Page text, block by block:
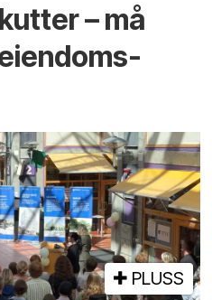
– må
PLUSS